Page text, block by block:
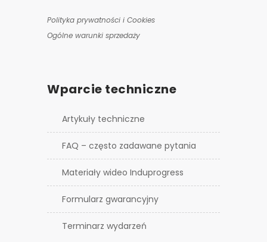
Polityka prywatności i Cookies
Ogólne warunki sprzedaży
Wparcie techniczne
Artykuły techniczne
FAQ – często zadawane pytania
Materiały wideo Induprogress
Formularz gwarancyjny
Terminarz wydarzeń